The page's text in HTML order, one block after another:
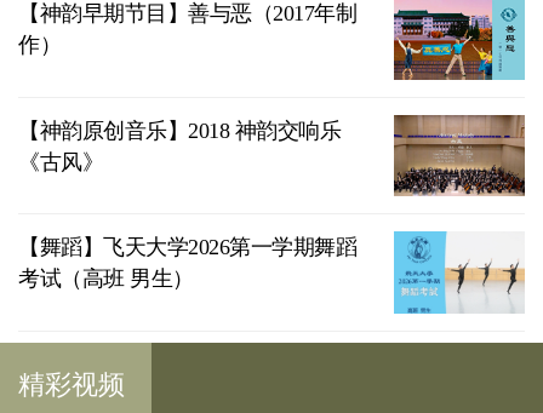
【神韵早期节目】善与恶（2017年制
作）
【神韵原创音乐】2018 神韵交响乐
《古风》
【舞蹈】飞天大学2026第一学期舞蹈
考试（高班 男生）
精彩视频